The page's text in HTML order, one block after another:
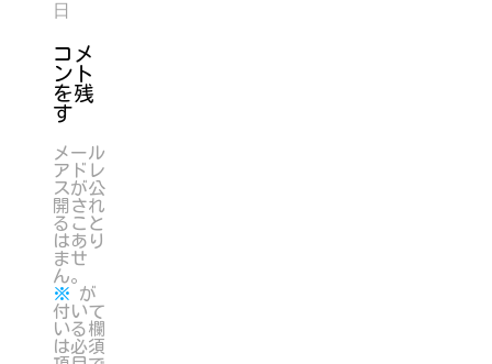
日
コメ
ント
を残
す
メール
アドレ
スが公
開され
ること
はあり
ませ
ん。
※ が
付いて
いる欄
は必須